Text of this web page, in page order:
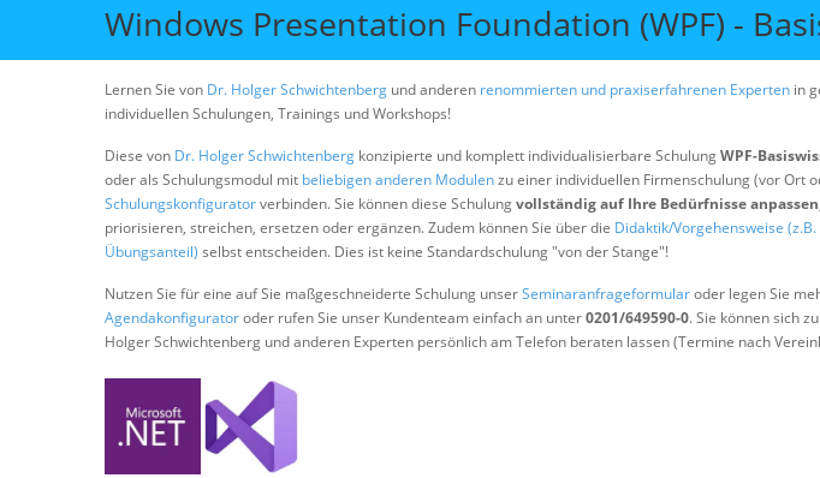
Windows Presentation Foundation (WPF) -
Lernen Sie von Dr. Holger Schwichtenberg und anderen renommierten und praxiserfahrenen Experten in
individuellen Schulungen, Trainings und Workshops!
Diese von Dr. Holger Schwichtenberg konzipierte und komplett individualisierbare SchulungWPF-
oder als Schulungsmodul mit beliebigen anderen Modulenzu einer individuellen Firmenschulung (vor Ort
Schulungskonfiguratorverbinden. Sie können diese Schulungvollständig auf Ihre Bedürfnisse anpassen
priorisieren, streichen, ersetzen oder ergänzen. Zudem können Sie über die Didaktik/Vorgehensweise
Übungsanteil) selbst entscheiden. Dies ist keine Standardschulung "von der Stange"!
Nutzen Sie für eine auf Sie maßgeschneiderte Schulung unserSeminaranfrageformularoder legen Sie
Agendakonfiguratoroder rufen Sie unser Kundenteam einfach an unter0201/649590-0. Sie können sich
Holger Schwichtenberg und anderen Experten persönlich am Telefon beraten lassen (Termine nach